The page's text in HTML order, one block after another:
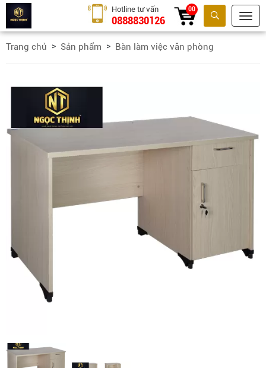
Tìm kiếm
Hotline tư vấn
0888830126
00
Trang chủ Sản phẩm Bàn làm việc văn phòng